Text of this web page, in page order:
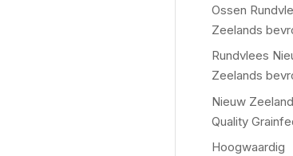
Ossen
Zeelands
Rundvlees
Zeelands
Nieuw
Quality
Hoogwaardig